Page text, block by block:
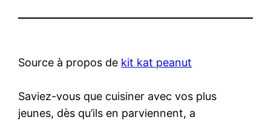
Source à propos de kit kat peanut
Saviez-vous que cuisiner avec vos plus
jeunes, dès qu’ils en parviennent, a